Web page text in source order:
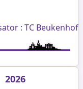
: TC Beukenhof
2026